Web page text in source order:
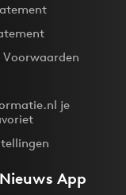
Voorwaarden
je
App